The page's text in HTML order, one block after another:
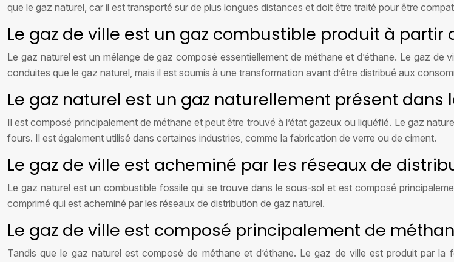
que le gaz naturel, car il est transporté sur de plus longues distances et doit être traité pour être
Le gaz de ville est un gaz combustible produit à partir
Le gaz naturel est un mélange de gaz composé essentiellement de méthane et d’éthane. Le gaz
conduites que le gaz naturel, mais il est soumis à une transformation avant d’être distribué aux
Le gaz naturel est un gaz naturellement présent dans
Il est composé principalement de méthane et peut être trouvé à l’état gazeux ou liquéfié. Le gaz
fours. Il est également utilisé dans certaines industries, comme la fabrication de verre ou de ciment.
Le gaz de ville est acheminé par les réseaux de
Le gaz naturel est un combustible fossile qui se trouve dans le sous-sol et est composé
comprimé qui est acheminé par les réseaux de distribution de gaz naturel.
Le gaz de ville est composé principalement de
Tandis que le gaz naturel est composé de méthane et d’éthane. Le gaz de ville est produit par